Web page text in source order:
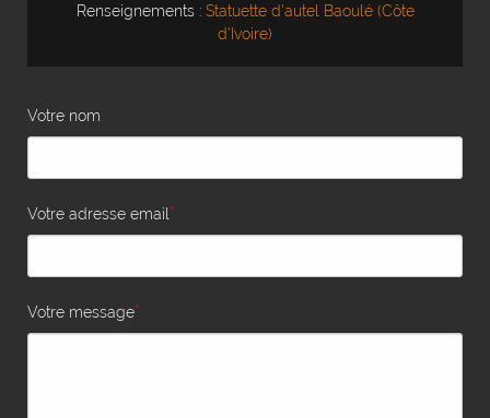
Renseignements : Statuette d'autel Baoulé (Côte
d'Ivoire)
Votre nom
Votre adresse email*
Votre message*